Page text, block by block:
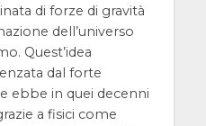
di forze di gravità
dell’universo
Quest’idea
dal forte
ebbe in quei decenni
a fisici come